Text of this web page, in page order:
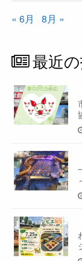
« 6月 8月 »
最近